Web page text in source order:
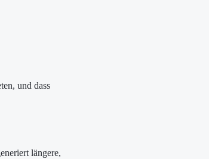
und dass
längere,